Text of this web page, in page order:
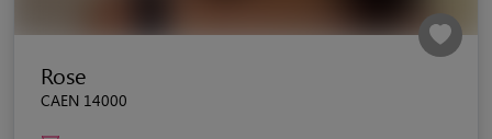
Rose
CAEN 14000